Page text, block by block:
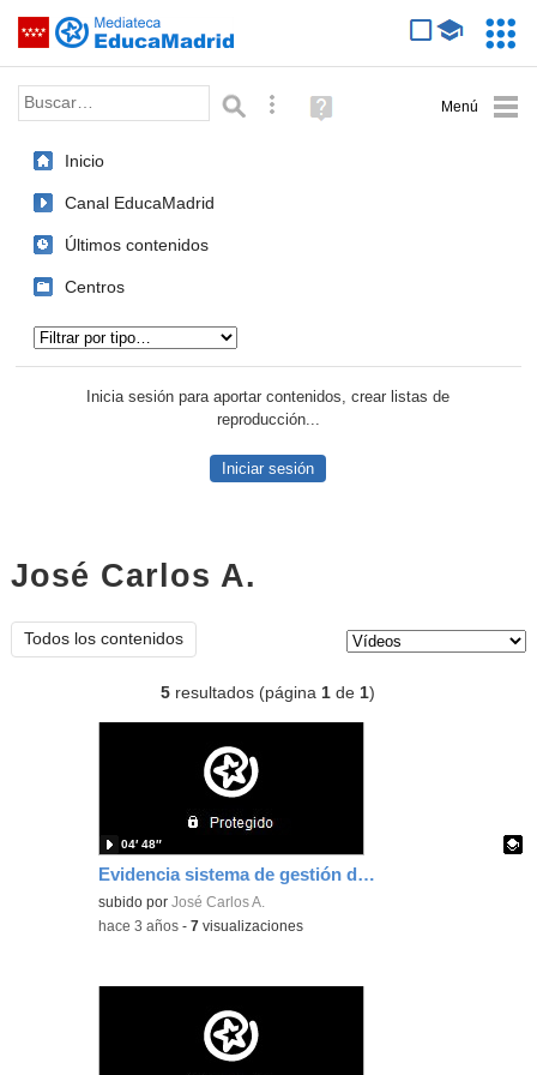
Saltar navegación
Palabra o frase: Búsqueda avanzada
Ayuda
(en
Inicio
Canal EducaMadrid
Últimos contenidos
Centros
Inicia sesión para aportar contenidos, crear listas de
reproducción...
Iniciar sesión
José Carlos A.
Todos los contenidos
5 resultados (página1 de1)
Evidencia sistema de gestión de clase con classroom
Contenido educativo.
subido porJosé Carlos A.
04′ 48″
-hace 3 años -7 visualizaciones